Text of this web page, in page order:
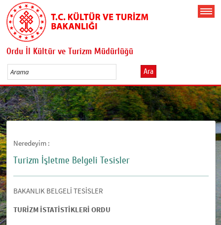
Ordu İl Kültür ve Turizm Müdürlüğü
Ara
Neredeyim :
Turizm İşletme Belgeli Tesisler
BAKANLIK BELGELİ TESİSLER
TURİZM İSTATİSTİKLERİ ORDU